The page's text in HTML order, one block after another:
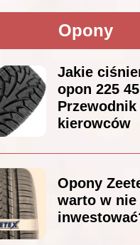
Opony
Jakie
opon 225
Przewodnik
kierowców
Opony
warto w nie